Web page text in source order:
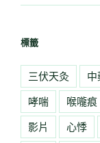
標籤
三伏天灸
哮喘
喉嚨痕
影片
心悸